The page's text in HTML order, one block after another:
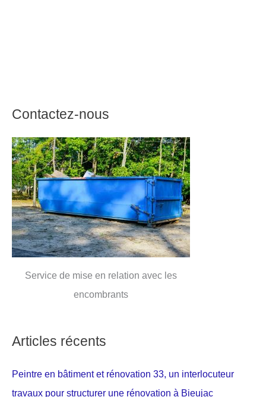
Contactez-nous
Service de mise en relation avec les
encombrants
Articles récents
Peintre en bâtiment et rénovation 33, un interlocuteur
travaux pour structurer une rénovation à Bieujac